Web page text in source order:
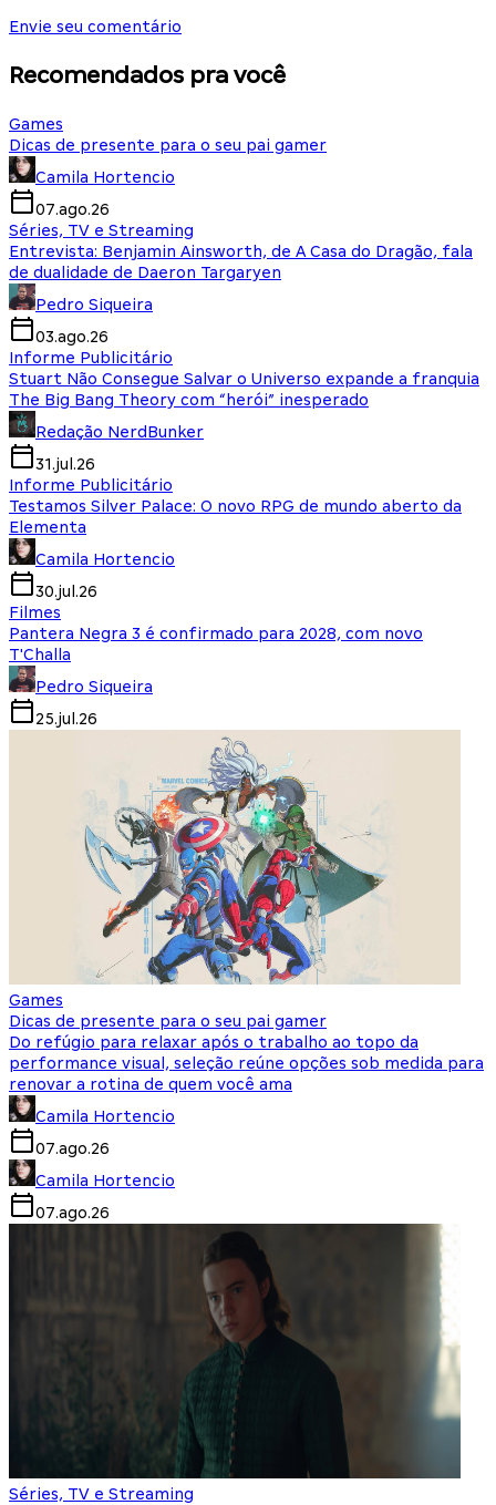
Envie seu comentário
Recomendados pra você
Games
Dicas de presente para o seu pai gamer
Camila Hortencio
07.ago.26
Séries, TV e Streaming
Entrevista: Benjamin Ainsworth, de A Casa do Dragão, fala
de dualidade de Daeron Targaryen
Pedro Siqueira
03.ago.26
Informe Publicitário
Stuart Não Consegue Salvar o Universo expande a franquia
The Big Bang Theory com “herói” inesperado
Redação NerdBunker
31.jul.26
Informe Publicitário
Testamos Silver Palace: O novo RPG de mundo aberto da
Elementa
Camila Hortencio
30.jul.26
Filmes
Pantera Negra 3 é confirmado para 2028, com novo
T'Challa
Pedro Siqueira
25.jul.26
Games
Dicas de presente para o seu pai gamer
Do refúgio para relaxar após o trabalho ao topo da
performance visual, seleção reúne opções sob medida para
renovar a rotina de quem você ama
Camila Hortencio
07.ago.26
Camila Hortencio
07.ago.26
Séries, TV e Streaming